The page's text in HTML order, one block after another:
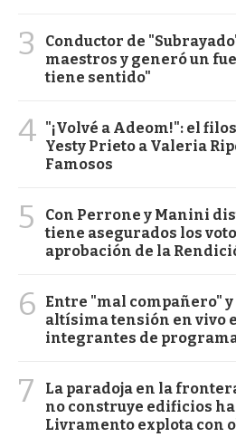
3
Conductor de
maestros y generó un
tiene sentido"
4 "¡Volvé a Adeom!": el
Yesty Prieto a Valeria
Famosos
5
Con Perrone y Manini
tiene asegurados los
aprobación de la
6
Entre "mal compañero"
altísima tensión en vivo
integrantes de
7
La paradoja en la
no construye edificios
Livramento explota con